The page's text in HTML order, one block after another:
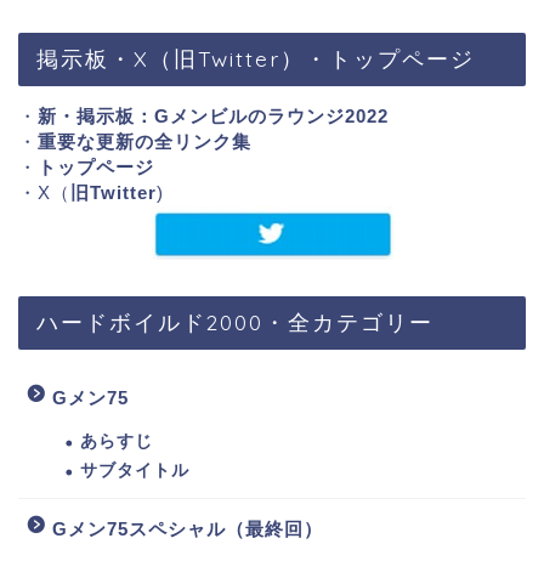
掲示板・X（旧Twitter）・トップページ
・ 新・掲示板：Gメンビルのラウンジ2022
・ 重要な更新の全リンク集
・
トップページ
・X（ 旧Twitter)
ハードボイルド2000・全カテゴリー
Gメン75
あらすじ
サブタイトル
Gメン75スペシャル（最終回）